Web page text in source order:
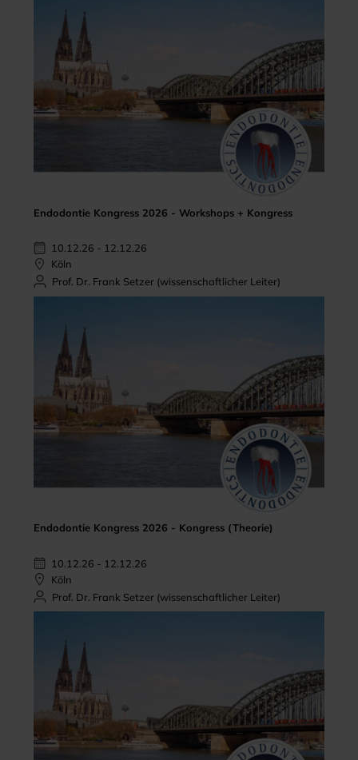
Endodontie Kongress 2026 - Workshops + Kongress
10.12.26 - 12.12.26
Köln
Prof. Dr. Frank Setzer (wissenschaftlicher Leiter)
Endodontie Kongress 2026 - Kongress (Theorie)
10.12.26 - 12.12.26
Köln
Prof. Dr. Frank Setzer (wissenschaftlicher Leiter)